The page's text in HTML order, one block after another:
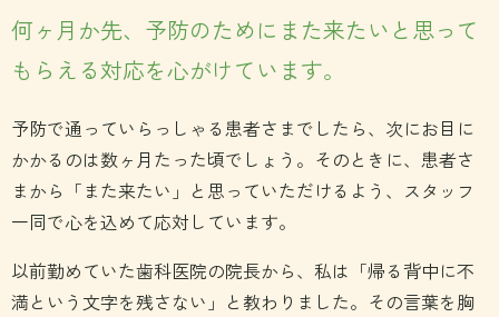
何ヶ月か先、予防のためにまた来たいと思って
もらえる対応を心がけています。
予防で通っていらっしゃる患者さまでしたら、次にお目に
かかるのは数ヶ月たった頃でしょう。そのときに、患者さ
まから「また来たい」と思っていただけるよう、スタッフ
一同で心を込めて応対しています。
以前勤めていた歯科医院の院長から、私は「帰る背中に不
満という文字を残さない」と教わりました。その言葉を胸